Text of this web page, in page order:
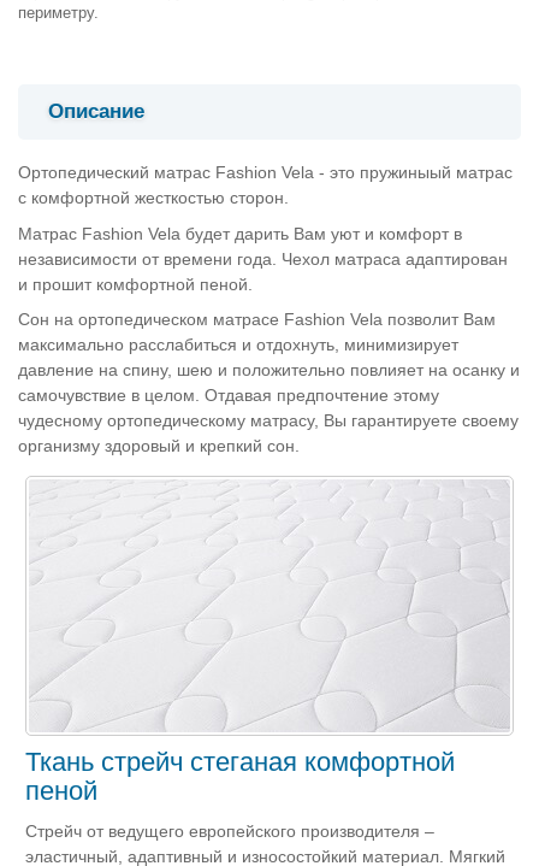
периметру.
Описание
Ортопедический матрас Fashion Vela - это пружиныый матрас
с комфортной жесткостью сторон.
Матрас Fashion Vela будет дарить Вам уют и комфорт в
независимости от времени года. Чехол матраса адаптирован
и прошит комфортной пеной.
Сон на ортопедическом матрасе Fashion Vela позволит Вам
максимально расслабиться и отдохнуть, минимизирует
давление на спину, шею и положительно повлияет на осанку и
самочувствие в целом. Отдавая предпочтение этому
чудесному ортопедическому матрасу, Вы гарантируете своему
организму здоровый и крепкий сон.
Ткань стрейч стеганая комфортной
пеной
Стрейч от ведущего европейского производителя –
эластичный, адаптивный и износостойкий материал. Мягкий